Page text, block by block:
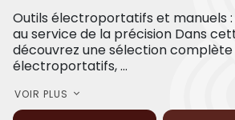
Outils électroportatifs et manuels
au service de la précision Dans
découvrez une sélection complète
électroportatifs, ...
VOIR PLUS